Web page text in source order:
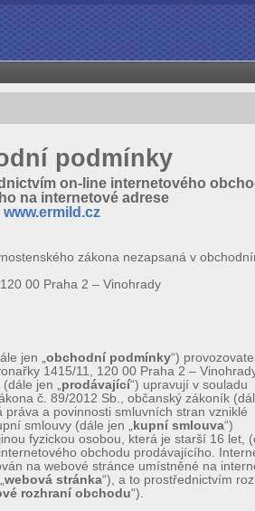
podmínky
on-line internetového
na internetové adrese
www.ermild.cz
zákona nezapsaná v
00 Praha 2 – Vinohrady
jen „obchodní podmínky“)
1415/11, 120 00 Praha 2 –
jen „prodávající“) upravují v souladu
č. 89/2012 Sb., občanský zákoník
práva a povinnosti smluvních stran vzniklé
smlouvy (dále jen „ kupní smlouva“)
fyzickou osobou, která je starší 16 let,
obchodu prodávajícího.
na webové stránce umístněné na
webová stránka“), a to prostřednictvím
rozhraní obchodu“).